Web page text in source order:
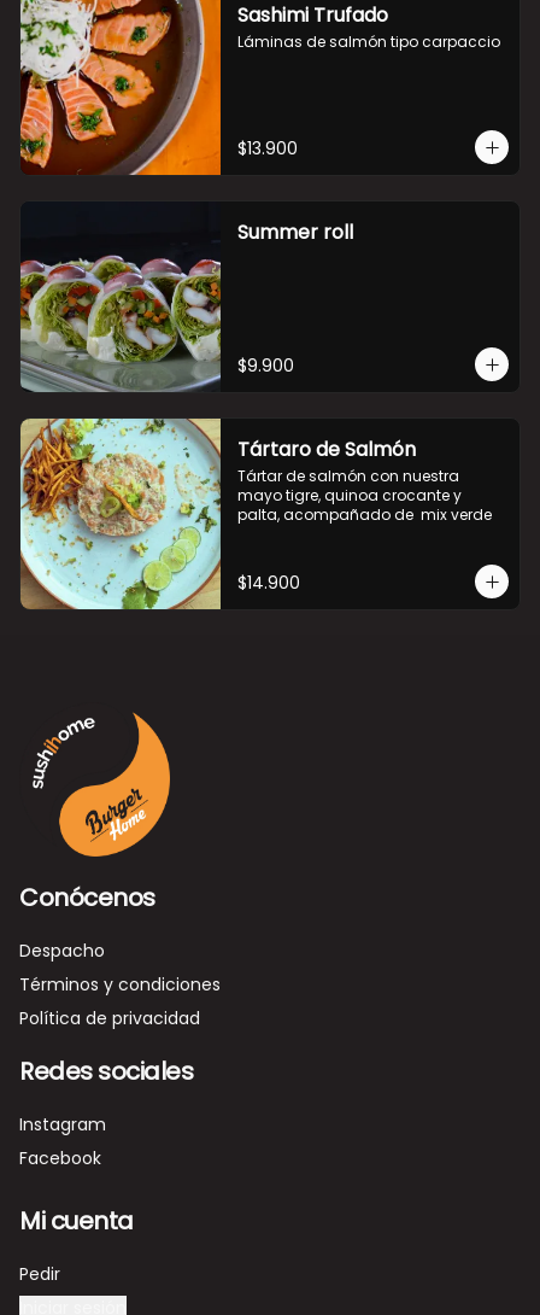
Sashimi Trufado
Láminas de salmón tipo carpaccio
$13.900
Summer roll
$9.900
Tártaro de Salmón
Tártar de salmón con nuestra
mayo tigre, quinoa crocante y
palta, acompañado de  mix verde
$14.900
Conócenos
Despacho
Términos y condiciones
Política de privacidad
Redes sociales
Instagram
Facebook
Mi cuenta
Pedir